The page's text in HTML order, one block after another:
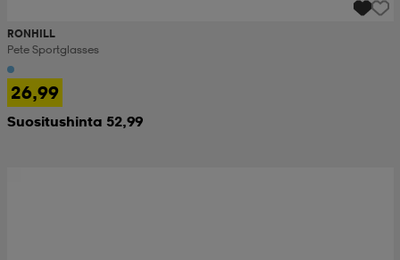
RONHILL
Pete Sportglasses
26,99
Suositushinta 52,99